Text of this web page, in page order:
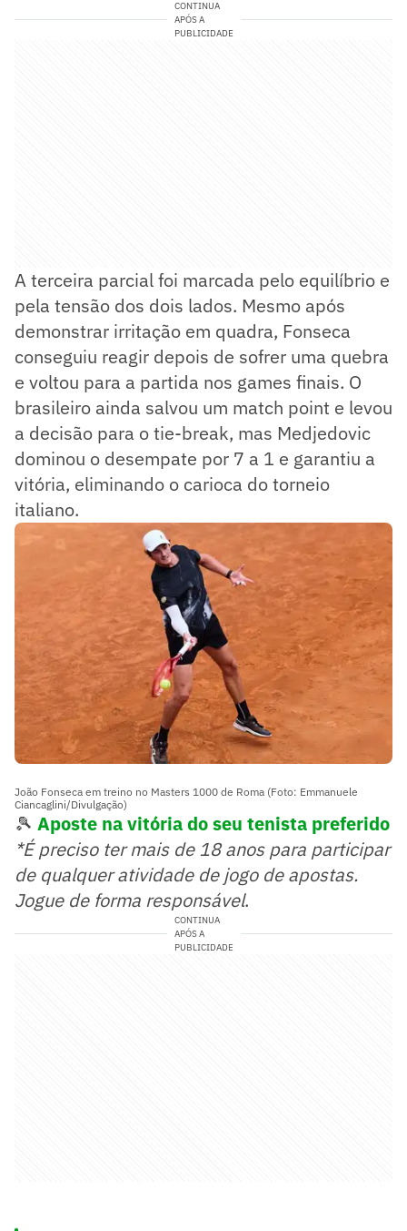
CONTINUA
APÓS A
PUBLICIDADE
A terceira parcial foi marcada pelo equilíbrio e
pela tensão dos dois lados. Mesmo após
demonstrar irritação em quadra, Fonseca
conseguiu reagir depois de sofrer uma quebra
e voltou para a partida nos games finais. O
brasileiro ainda salvou um match point e levou
a decisão para o tie-break, mas Medjedovic
dominou o desempate por 7 a 1 e garantiu a
vitória, eliminando o carioca do torneio
italiano.
João Fonseca em treino no Masters 1000 de Roma (Foto: Emmanuele
Ciancaglini/Divulgação)
🎾 Aposte na vitória do seu tenista preferido
*É preciso ter mais de 18 anos para participar
de qualquer atividade de jogo de apostas.
Jogue de forma responsável.
CONTINUA
APÓS A
PUBLICIDADE